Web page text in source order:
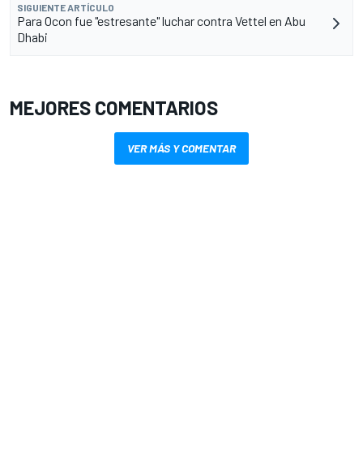
SIGUIENTE ARTÍCULO
Para Ocon fue "estresante" luchar contra Vettel en Abu
Dhabi
MEJORES COMENTARIOS
VER MÁS Y COMENTAR